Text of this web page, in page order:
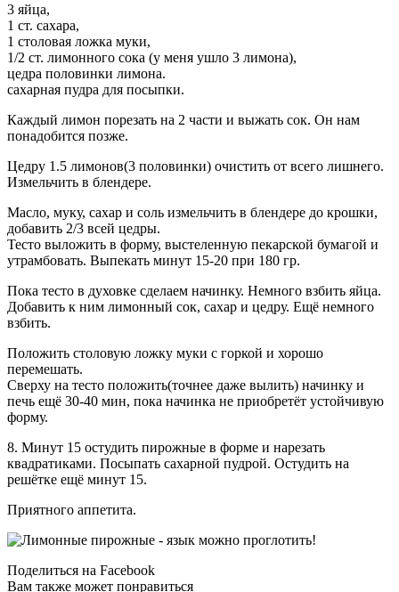
3 яйца,
1 ст. сахара,
1 столовая ложка муки,
1/2 ст. лимонного сока (у меня ушло 3 лимона),
цедра половинки лимона.
сахарная пудра для посыпки.
Каждый лимон порезать на 2 части и выжать сок. Он нам
понадобится позже.
Цедру 1.5 лимонов(3 половинки) очистить от всего лишнего.
Измельчить в блендере.
Масло, муку, сахар и соль измельчить в блендере до крошки,
добавить 2/3 всей цедры.
Тесто выложить в форму, выстеленную пекарской бумагой и
утрамбовать. Выпекать минут 15-20 при 180 гр.
Пока тесто в духовке сделаем начинку. Немного взбить яйца.
Добавить к ним лимонный сок, сахар и цедру. Ещё немного
взбить.
Положить столовую ложку муки с горкой и хорошо
перемешать.
Сверху на тесто положить(точнее даже вылить) начинку и
печь ещё 30-40 мин, пока начинка не приобретёт устойчивую
форму.
8. Минут 15 остудить пирожные в форме и нарезать
квадратиками. Посыпать сахарной пудрой. Остудить на
решётке ещё минут 15.
Приятного аппетита.
Поделиться на Facebook
Вам также может понравиться